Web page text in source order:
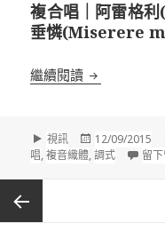
複合唱｜阿雷格
垂憐(Miserere
繼續閱讀 複合唱｜阿
格
式
視訊
發
佈
12/09/2015
唱,複音織體,調式 留